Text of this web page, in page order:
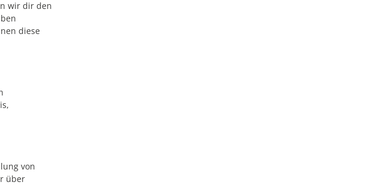
wir dir den
diese
von
über